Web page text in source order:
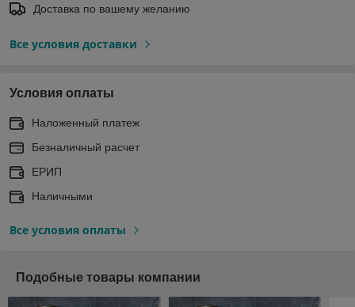
Доставка по вашему желанию
Все условия доставки
Условия оплаты
Наложенный платеж
Безналичный расчет
ЕРИП
Наличными
Все условия оплаты
Подобные товары компании